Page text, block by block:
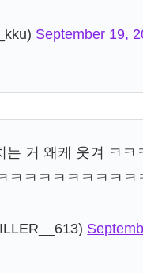
September 19,
는 거 왜케 웃겨 ㅋ
ㅋㅋㅋㅋㅋㅋㅋㅋㅋ